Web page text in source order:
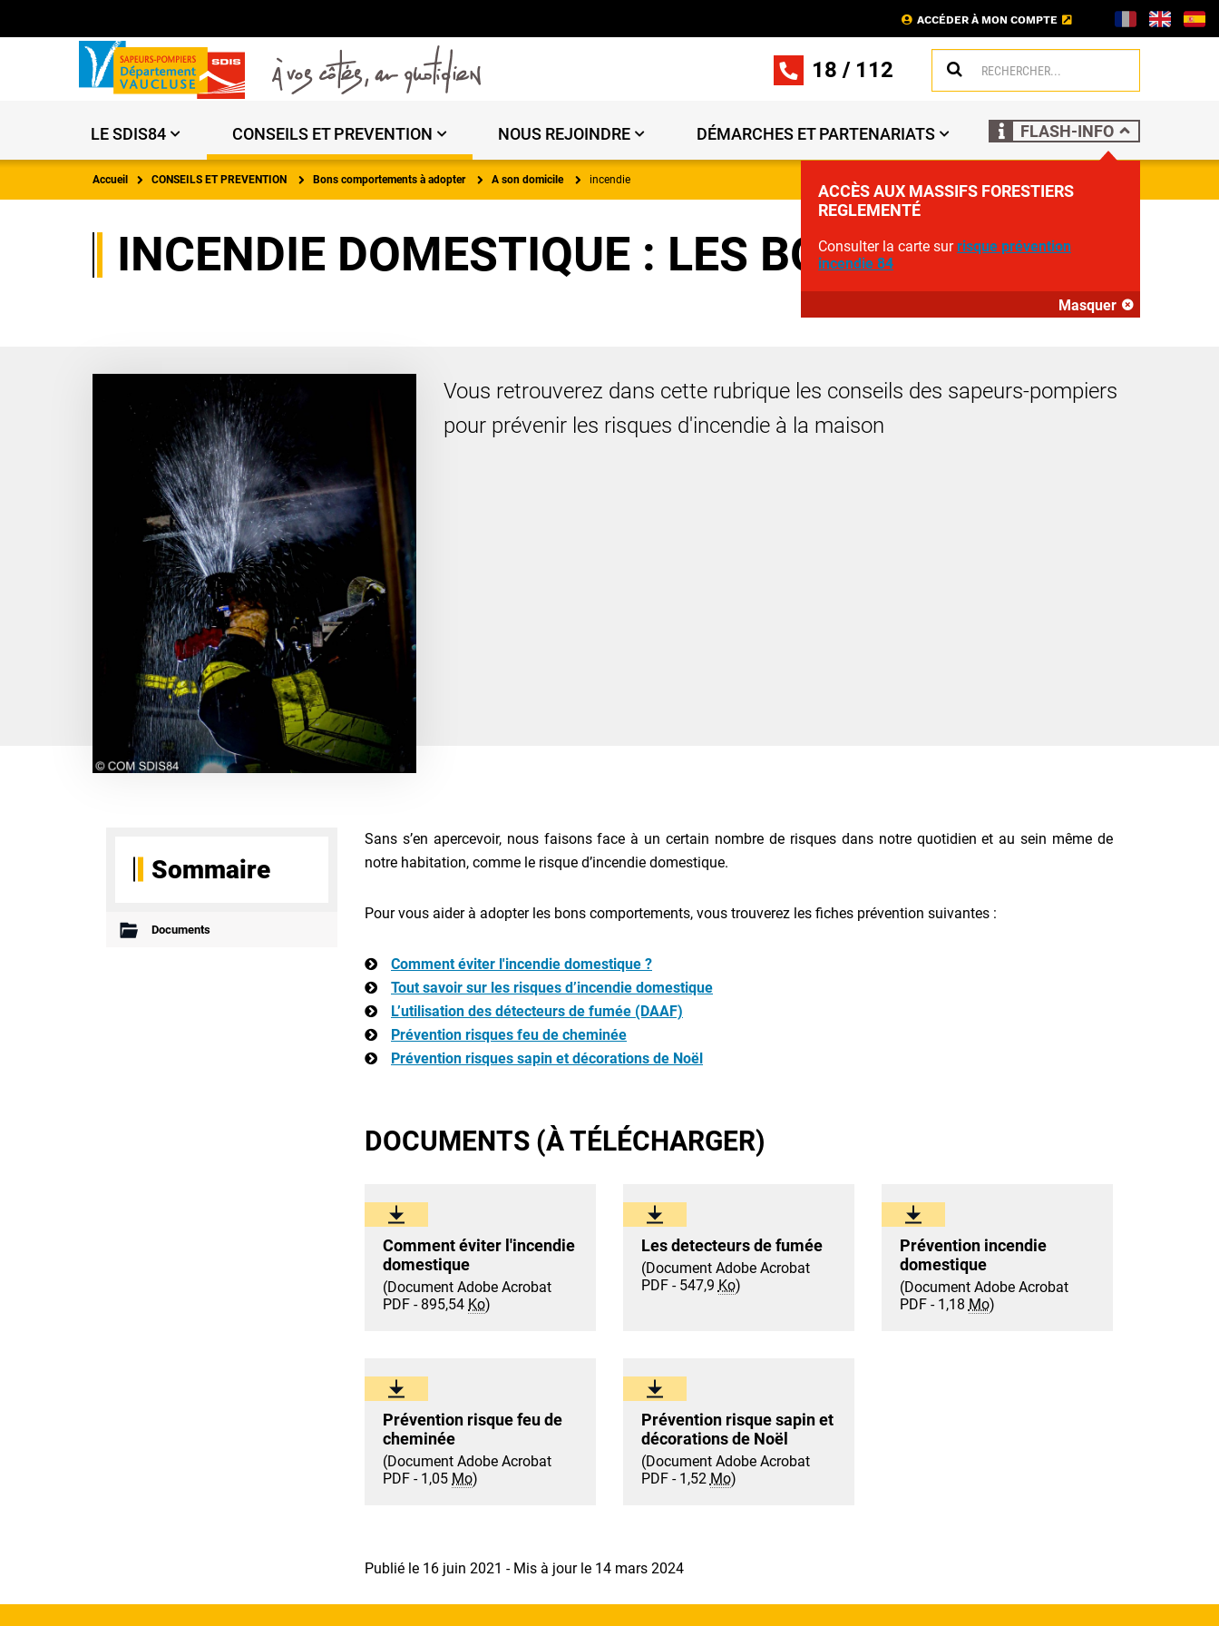
ACCÉDER À MON COMPTE
18 / 112
LE SDIS84 CONSEILS ET PREVENTION NOUS REJOINDRE DÉMARCHES ET PARTENARIATS FLASH-INFO
ACCÈS AUX MASSIFS FORESTIERS
REGLEMENTÉ
Consulter la carte surrisque prévention
incendie 84
Masquer
Accueil CONSEILS ET PREVENTION Bons comportements à adopter A son domicile incendie
INCENDIE DOMESTIQUE : LES BONS RÉFLEXES
Vous retrouverez dans cette rubrique les conseils des sapeurs-pompiers
pour prévenir les risques d'incendie à la maison
Sommaire
Documents
Sans s’en apercevoir, nous faisons face à un certain nombre de risques dans notre quotidien et au sein même de
notre habitation, comme le risque d’incendie domestique.
Pour vous aider à adopter les bons comportements, vous trouverez les fiches prévention suivantes :
Comment éviter l'incendie domestique ?
Tout savoir sur les risques d’incendie domestique
L’utilisation des détecteurs de fumée (DAAF)
Prévention risques feu de cheminée
Prévention risques sapin et décorations de Noël
DOCUMENTS (À TÉLÉCHARGER)
Comment éviter l'incendie
domestique
(Document Adobe Acrobat
PDF - 895,54 Ko)
Les detecteurs de fumée
(Document Adobe Acrobat
PDF - 547,9 Ko)
Prévention incendie
domestique
(Document Adobe Acrobat
PDF - 1,18 Mo)
Prévention risque feu de
cheminée
(Document Adobe Acrobat
PDF - 1,05 Mo)
Prévention risque sapin et
décorations de Noël
(Document Adobe Acrobat
PDF - 1,52 Mo)
Publié le 16 juin 2021 - Mis à jour le 14 mars 2024